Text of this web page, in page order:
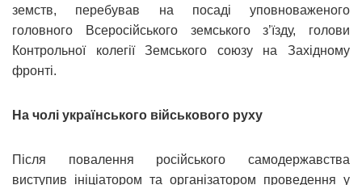
земств, перебував на посаді уповноваженого
головного Всеросійського земського з’їзду, голови
Контрольної колегії Земського союзу на Західному
фронті.
На чолі українського військового руху
Після повалення російського самодержавства
виступив ініціатором та організатором проведення у